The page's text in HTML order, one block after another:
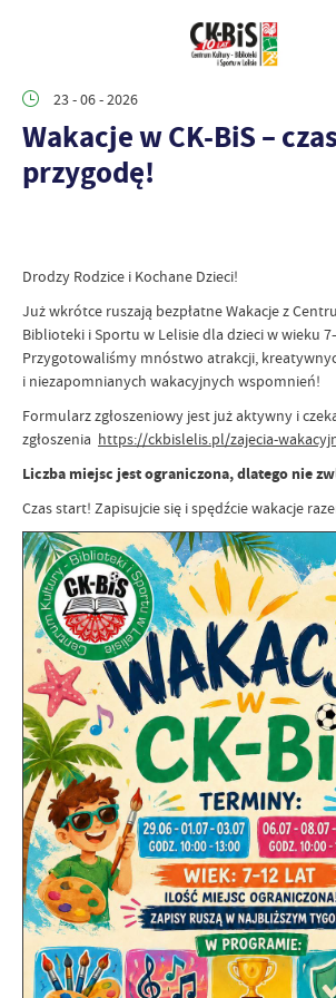
23 - 06 - 2026
Wakacje w CK-BiS –
przygodę!
Drodzy Rodzice i Kochane Dzieci!
Już wkrótce ruszają bezpłatne Wakacje z
Biblioteki i Sportu w Lelisie dla dzieci w wieku
Przygotowaliśmy mnóstwo atrakcji,
i niezapomnianych wakacyjnych wspomnień!
Formularz zgłoszeniowy jest już aktywny i
zgłoszenia https://ckbislelis.pl/zajecia-
Liczba miejsc jest ograniczona, dlatego nie
Czas start! Zapisujcie się i spędźcie wakacje